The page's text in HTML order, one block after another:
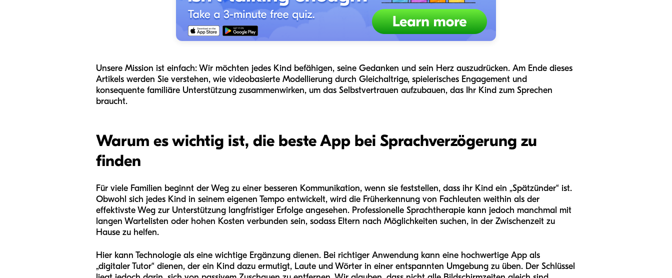
Unsere Mission ist einfach: Wir möchten jedes Kind befähigen, seine Gedanken und sein Herz auszudrücken. Am Ende dieses
Artikels werden Sie verstehen, wie videobasierte Modellierung durch Gleichaltrige, spielerisches Engagement und
konsequente familiäre Unterstützung zusammenwirken, um das Selbstvertrauen aufzubauen, das Ihr Kind zum Sprechen
braucht.
Warum es wichtig ist, die beste App bei Sprachverzögerung zu
finden
Für viele Familien beginnt der Weg zu einer besseren Kommunikation, wenn sie feststellen, dass ihr Kind ein „Spätzünder“ ist.
Obwohl sich jedes Kind in seinem eigenen Tempo entwickelt, wird die Früherkennung von Fachleuten weithin als der
effektivste Weg zur Unterstützung langfristiger Erfolge angesehen. Professionelle Sprachtherapie kann jedoch manchmal mit
langen Wartelisten oder hohen Kosten verbunden sein, sodass Eltern nach Möglichkeiten suchen, in der Zwischenzeit zu
Hause zu helfen.
Hier kann Technologie als eine wichtige Ergänzung dienen. Bei richtiger Anwendung kann eine hochwertige App als
„digitaler Tutor“ dienen, der ein Kind dazu ermutigt, Laute und Wörter in einer entspannten Umgebung zu üben. Der Schlüssel